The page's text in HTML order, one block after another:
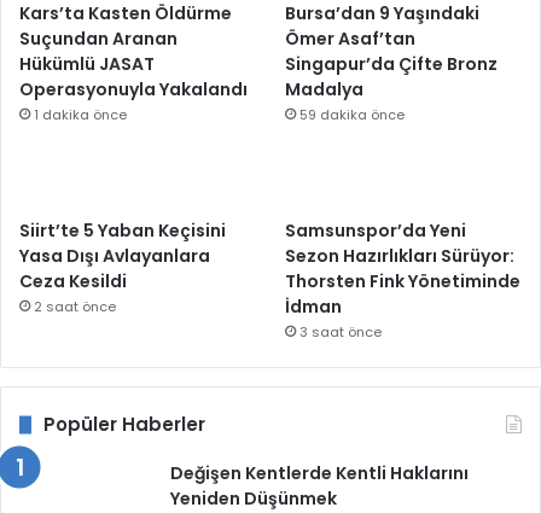
Kars’ta Kasten Öldürme
Suçundan Aranan
Hükümlü JASAT
Operasyonuyla Yakalandı
1 dakika önce
Bursa’dan 9 Yaşındaki
Ömer Asaf’tan
Singapur’da Çifte Bronz
Madalya
59 dakika önce
Siirt’te 5 Yaban Keçisini
Yasa Dışı Avlayanlara
Ceza Kesildi
2 saat önce
Samsunspor’da Yeni
Sezon Hazırlıkları Sürüyor:
Thorsten Fink Yönetiminde
İdman
3 saat önce
Popüler Haberler
Değişen Kentlerde Kentli Haklarını
Yeniden Düşünmek